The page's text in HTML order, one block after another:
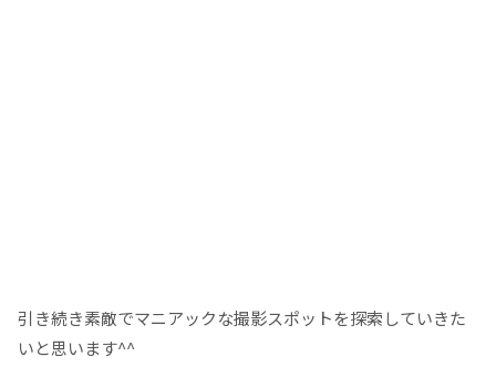
引き続き素敵でマニアックな撮影スポットを探索していきた
いと思います^^